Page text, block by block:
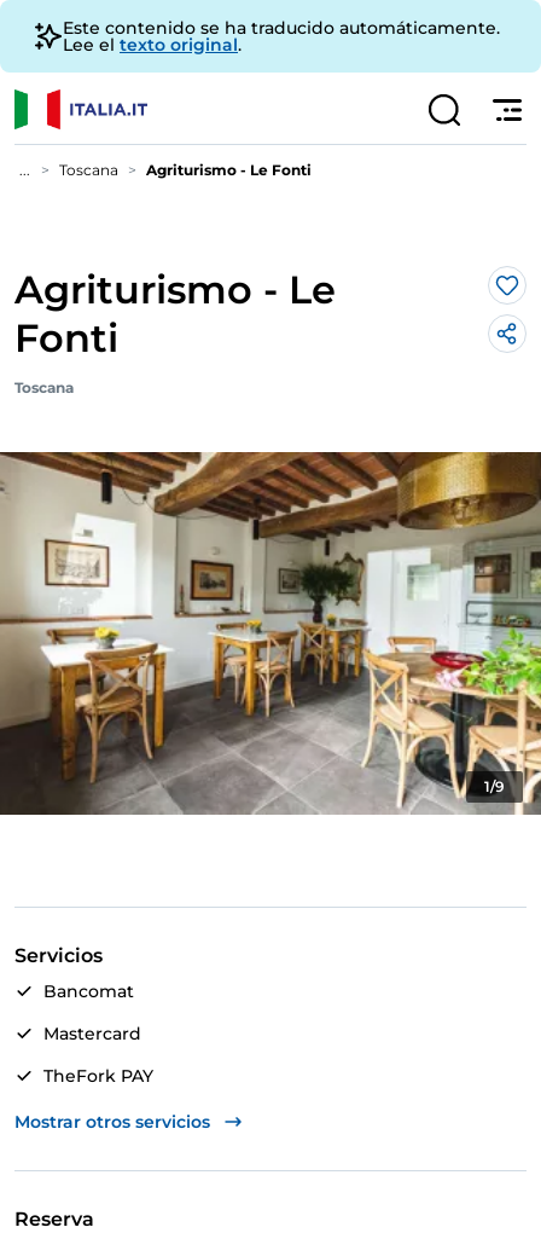
Este contenido se ha traducido automáticamente.
Lee el texto original.
... Toscana Agriturismo - Le Fonti
Agriturismo - Le
Fonti
Me
Toscana
1/9
Servicios
Bancomat
Mastercard
TheFork PAY
UnionPay via TheFork PAY
Mostrar otros servicios
Reserva